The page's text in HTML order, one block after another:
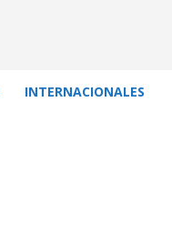
INTERNACIONALES